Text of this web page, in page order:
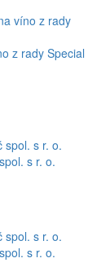
z rady Special
s r. o.
s r. o.